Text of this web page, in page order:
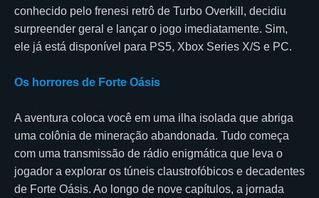
conhecido pelo frenesi retrô de Turbo Overkill, decidiu
surpreender geral e lançar o jogo imediatamente. Sim,
ele já está disponível para PS5, Xbox Series X/S e PC.
Os horrores de Forte Oásis
A aventura coloca você em uma ilha isolada que abriga
uma colônia de mineração abandonada. Tudo começa
com uma transmissão de rádio enigmática que leva o
jogador a explorar os túneis claustrofóbicos e decadentes
de Forte Oásis. Ao longo de nove capítulos, a jornada